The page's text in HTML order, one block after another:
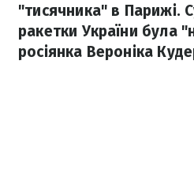
"тисячника" в Парижі.
ракетки України була
росіянка Вероніка